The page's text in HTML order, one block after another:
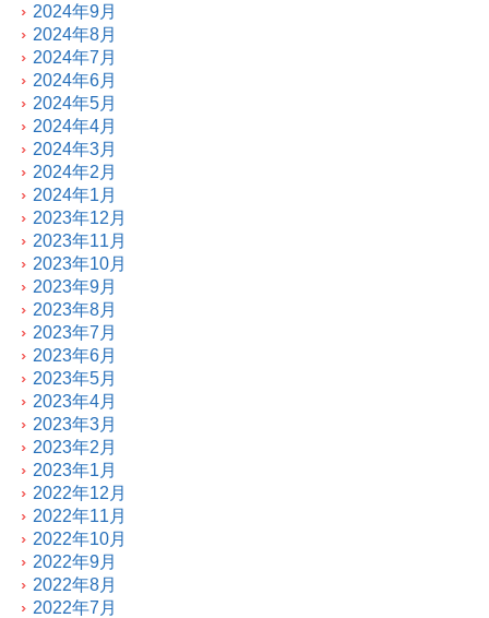
2024年9月
2024年8月
2024年7月
2024年6月
2024年5月
2024年4月
2024年3月
2024年2月
2024年1月
2023年12月
2023年11月
2023年10月
2023年9月
2023年8月
2023年7月
2023年6月
2023年5月
2023年4月
2023年3月
2023年2月
2023年1月
2022年12月
2022年11月
2022年10月
2022年9月
2022年8月
2022年7月